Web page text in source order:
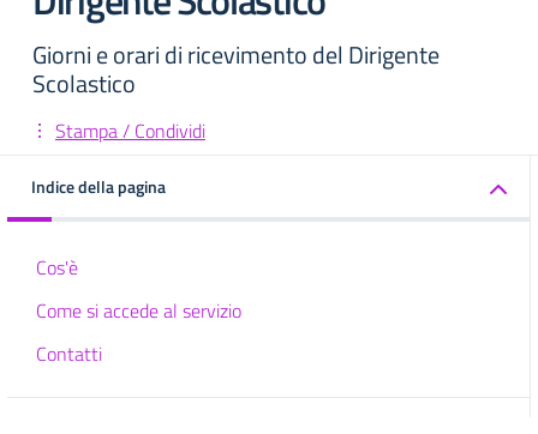
Giorni e orari di ricevimento del Dirigente
Scolastico
Stampa / Condividi
Indice della pagina
Cos'è
Come si accede al servizio
Contatti